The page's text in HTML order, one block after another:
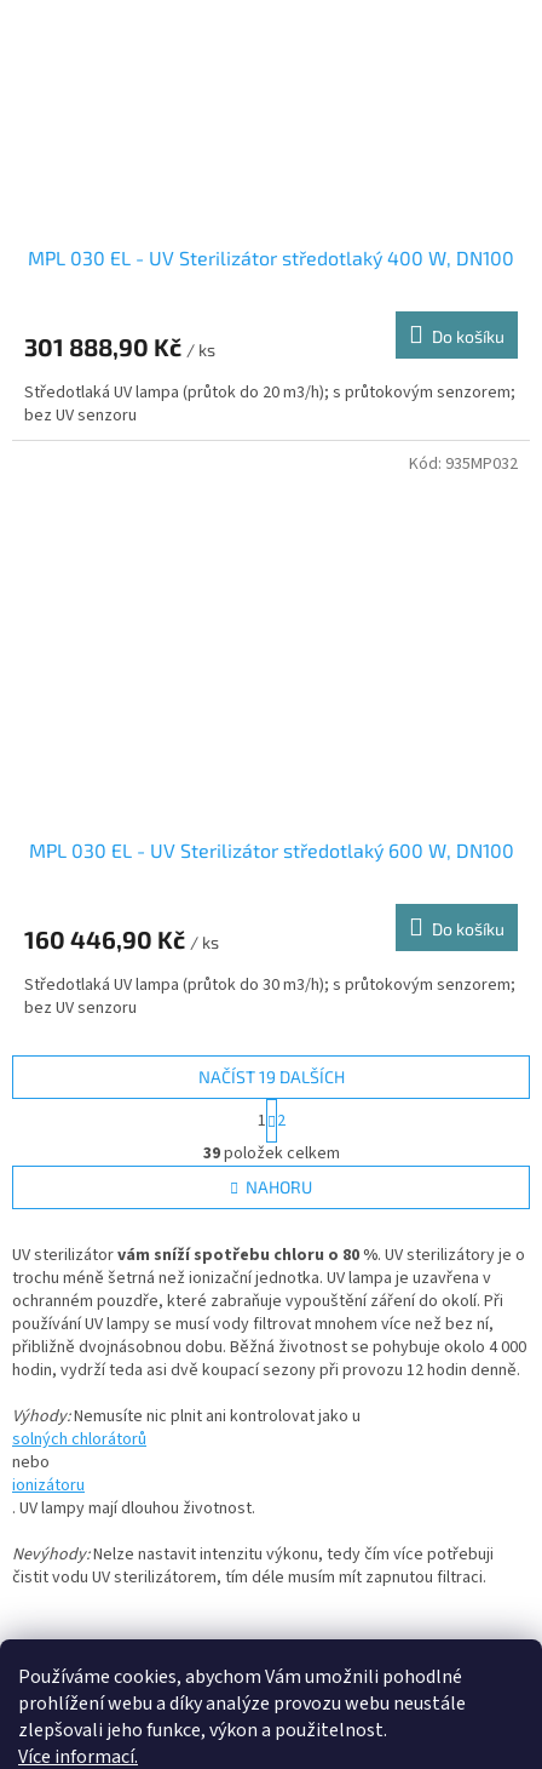
Používáme cookies, abychom Vám umožnili pohodlné
prohlížení webu a díky analýze provozu webu neustále
zlepšovali jeho funkce, výkon a použitelnost.
Více informací.
MPL 030 EL - UV Sterilizátor středotlaký 400 W, DN100
301 888,90 Kč / ks
Do košíku
Středotlaká UV lampa (průtok do 20 m3/h); s průtokovým senzorem;
bez UV senzoru
MPL 030 EL - UV Sterilizátor středotlaký 600 W, DN100
160 446,90 Kč / ks
Do košíku
Středotlaká UV lampa (průtok do 30 m3/h); s průtokovým senzorem;
bez UV senzoru
Kód: 935MP032
O
v
l
á
a
c
í
p
r
v
y
u
NAČÍST 19 DALŠÍCH
t
r
á
n
k
v
á
n
í
1 2
39položek celkem
NAHORU
UV sterilizátorvám sníží spotřebu chloru o 80 %. UV sterilizátory je o
trochu méně šetrná než ionizační jednotka. UV lampa je uzavřena v
ochranném pouzdře, které zabraňuje vypouštění záření do okolí. Při
používání UV lampy se musí vody filtrovat mnohem více než bez ní,
přibližně dvojnásobnou dobu. Běžná životnost se pohybuje okolo 4 000
hodin, vydrží teda asi dvě koupací sezony při provozu 12 hodin denně.
Výhody:Nemusíte nic plnit ani kontrolovat jako u
solných chlorátorů
nebo
ionizátoru
. UV lampy mají dlouhou životnost.
Nevýhody:Nelze nastavit intenzitu výkonu, tedy čím více potřebuji
čistit vodu UV sterilizátorem, tím déle musím mít zapnutou filtraci.
á